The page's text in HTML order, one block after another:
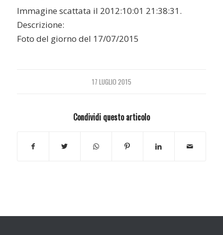
Immagine scattata il 2012:10:01 21:38:31.
Descrizione:
Foto del giorno del 17/07/2015
17 LUGLIO 2015
Condividi questo articolo